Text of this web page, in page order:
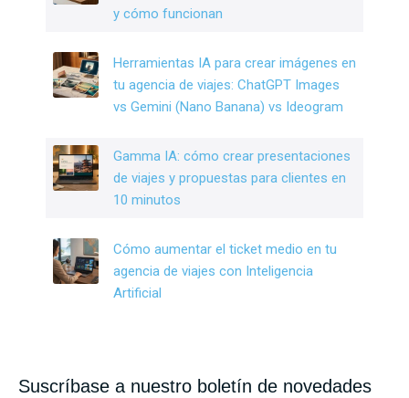
y cómo funcionan
Herramientas IA para crear imágenes en
tu agencia de viajes: ChatGPT Images
vs Gemini (Nano Banana) vs Ideogram
Gamma IA: cómo crear presentaciones
de viajes y propuestas para clientes en
10 minutos
Cómo aumentar el ticket medio en tu
agencia de viajes con Inteligencia
Artificial
Suscríbase a nuestro boletín de novedades